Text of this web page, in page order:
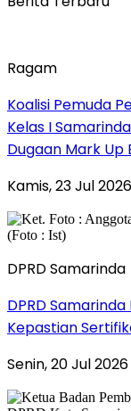
Ragam
Koalisi Pemuda
Kelas I
Dugaan Mark Up
Kamis, 23 Jul
DPRD Samarinda
DPRD
Kepastian
Senin, 20 Jul